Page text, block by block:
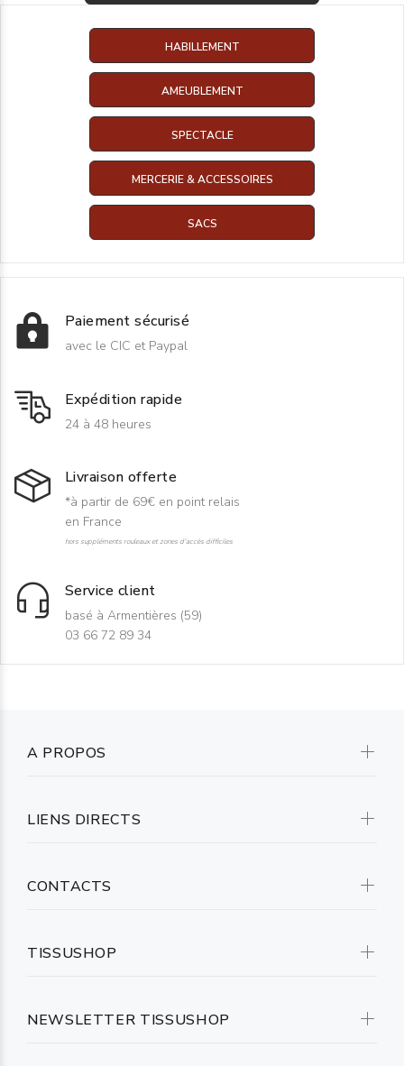
HABILLEMENT
AMEUBLEMENT
SPECTACLE
MERCERIE & ACCESSOIRES
SACS
Paiement sécurisé
avec le CIC et Paypal
Expédition rapide
24 à 48 heures
Livraison offerte
*à partir de 69€ en point relais
en France
hors suppléments rouleaux et zones d'accès difficiles
Service client
basé à Armentières (59)
03 66 72 89 34
NEWSLETTER TISSUSHOP
A PROPOS
LIENS DIRECTS
CONTACTS
TISSUSHOP